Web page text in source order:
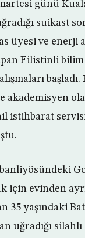
günü
suikast
üyesi ve enerji
Filistinli bilim
akademisyen
istihbarat servisi
için evinden
35 yaşındaki
uğradığı silahlı